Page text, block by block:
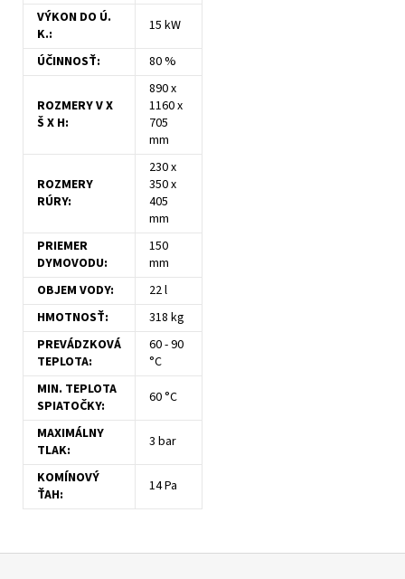
VÝKON DO Ú.
K.:
15 kW
ÚČINNOSŤ:
80 %
ROZMERY V X
Š X H:
890 x
1160 x
705
mm
ROZMERY
RÚRY:
230 x
350 x
405
mm
PRIEMER
DYMOVODU:
150
mm
OBJEM VODY:
22 l
HMOTNOSŤ:
318 kg
PREVÁDZKOVÁ
TEPLOTA:
60 - 90
°C
MIN. TEPLOTA
SPIATOČKY:
60 °C
MAXIMÁLNY
TLAK:
3 bar
KOMÍNOVÝ
ŤAH:
14 Pa